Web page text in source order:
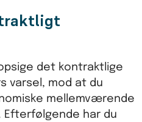
det kontraktlige
varsel, mod at du
mellemværende
Efterfølgende har du